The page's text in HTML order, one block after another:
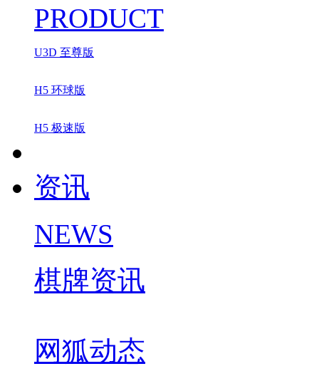
PRODUCT
U3D 至尊版
H5 环球版
H5 极速版
资讯
NEWS
棋牌资讯
网狐动态